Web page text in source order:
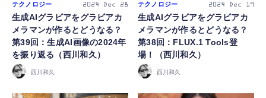
テクノロジー 2024 Dec 28
生成AIグラビアをグラビアカ
メラマンが作るとどうなる？
第39回：生成AI画像の2024年
を振り返る（西川和久）
西川和久
テクノロジー 2024 Dec 19
生成AIグラビアをグラビアカ
メラマンが作るとどうなる？
第38回：FLUX.1 Tools登
場！（西川和久）
西川和久